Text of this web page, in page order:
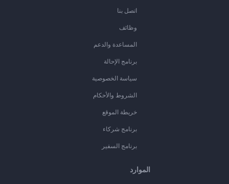
اتصل بنا
وظائف
المساعدة والدعم
برنامج الإحالة
سياسة الخصوصية
الشروط والأحكام
خريطة الموقع
برنامج شركاء
برنامج السفير
الموارد